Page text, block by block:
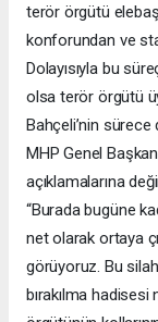
terör örgütü
konforundan ve
Dolayısıyla bu
olsa terör örgütü
Bahçeli’nin sürece
MHP Genel
açıklamalarına
“Burada bugüne
net olarak ortaya
görüyoruz. Bu
bırakılma